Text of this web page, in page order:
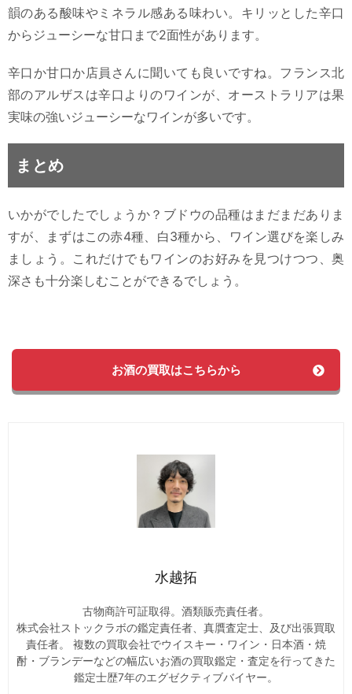
韻のある酸味やミネラル感ある味わい。キリッとした辛口
からジューシーな甘口まで2面性があります。
辛口か甘口か店員さんに聞いても良いですね。フランス北
部のアルザスは辛口よりのワインが、オーストラリアは果
実味の強いジューシーなワインが多いです。
まとめ
いかがでしたでしょうか？ブドウの品種はまだまだありま
すが、まずはこの赤4種、白3種から、ワイン選びを楽しみ
ましょう。これだけでもワインのお好みを見つけつつ、奥
深さも十分楽しむことができるでしょう。
お酒の買取はこちらから
水越拓
古物商許可証取得。酒類販売責任者。
株式会社ストックラボの鑑定責任者、真贋査定士、及び出張買取
責任者。 複数の買取会社でウイスキー・ワイン・日本酒・焼
酎・ブランデーなどの幅広いお酒の買取鑑定・査定を行ってきた
鑑定士歴7年のエグゼクティブバイヤー。